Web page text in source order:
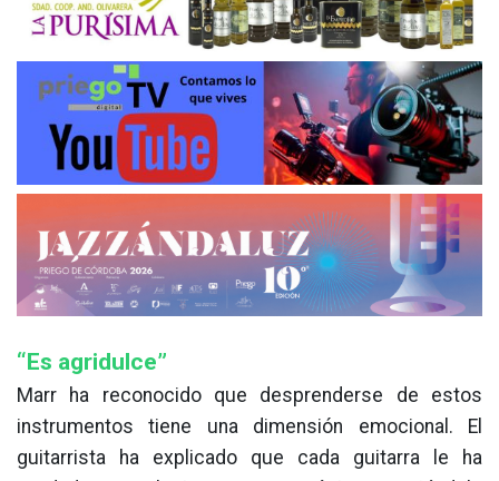
“Es agridulce”
Marr ha reconocido que desprenderse de estos
instrumentos tiene una dimensión emocional. El
guitarrista ha explicado que cada guitarra le ha